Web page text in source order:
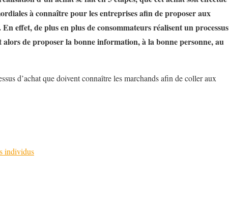
à connaître pour les entreprises afin de proposer aux
effet, de plus en plus de consommateurs réalisent un processus
alors de proposer la bonne information, à la bonne personne, au
d’achat que doivent connaître les marchands afin de coller aux
individus